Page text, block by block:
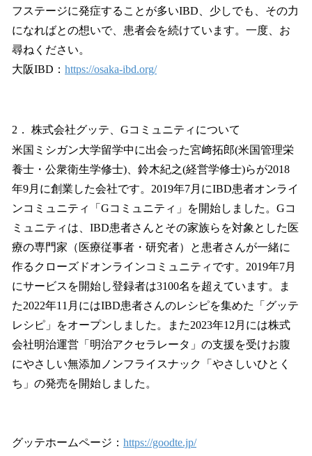
フステージに発症することが多いIBD、少しでも、その力
になればとの想いで、患者会を続けています。一度、お
尋ねください。
大阪IBD： https://osaka-ibd.org/
2． 株式会社グッテ、Gコミュニティについて
米国ミシガン大学留学中に出会った宮﨑拓郎(米国管理栄
養士・公衆衛生学修士)、鈴木紀之(経営学修士)らが2018
年9月に創業した会社です。2019年7月にIBD患者オンライ
ンコミュニティ「Gコミュニティ」を開始しました。Gコ
ミュニティは、IBD患者さんとその家族らを対象とした医
療の専門家（医療従事者・研究者）と患者さんが一緒に
作るクローズドオンラインコミュニティです。2019年7月
にサービスを開始し登録者は3100名を超えています。ま
た2022年11月にはIBD患者さんのレシピを集めた「グッテ
レシピ」をオープンしました。また2023年12月には株式
会社明治運営「明治アクセラレータ」の支援を受けお腹
にやさしい無添加ノンフライスナック「やさしいひとく
ち」の発売を開始しました。
グッテホームページ： https://goodte.jp/